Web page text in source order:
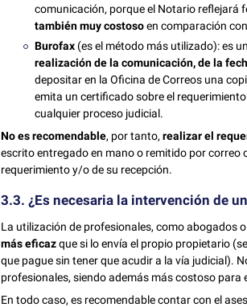
comunicación, porque el Notario reflejará
también muy costosoen comparación
Burofax (es el método más utilizado): es
realización de la comunicación, de la
depositar en la Oficina de Correos una
emita un certificado sobre el
cualquier proceso judicial.
No es recomendable, por tanto, realizar el
escrito entregado en mano o remitido por correo
requerimiento y/o de su recepción.
3.3. ¿Es necesaria la intervención de
La utilización de profesionales, como abogados
más eficazque si lo envía el propio propietario
que pague sin tener que acudir a la vía judicial).
profesionales, siendo además más costoso para
En todo caso, es recomendable contar con el